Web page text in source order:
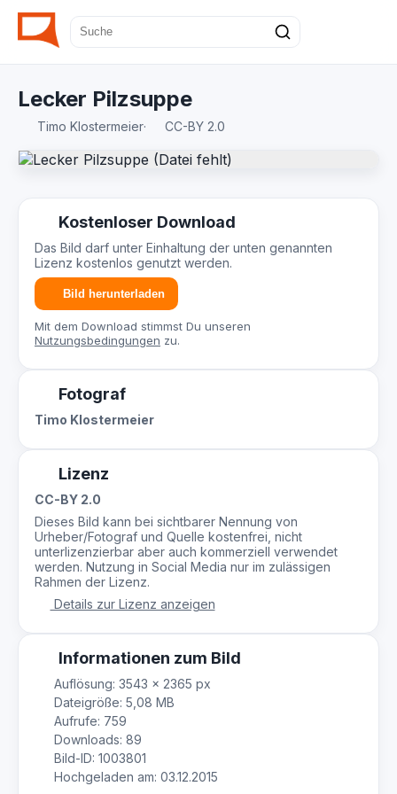
Lecker Pilzsuppe
Timo Klostermeier· CC-BY 2.0
Kostenloser Download
Das Bild darf unter Einhaltung der unten genannten
Lizenz kostenlos genutzt werden.
Bild herunterladen
Mit dem Download stimmst Du unseren
Nutzungsbedingungen zu.
Fotograf
Timo Klostermeier
Lizenz
CC-BY 2.0
Dieses Bild kann bei sichtbarer Nennung von
Urheber/Fotograf und Quelle kostenfrei, nicht
unterlizenzierbar aber auch kommerziell verwendet
werden. Nutzung in Social Media nur im zulässigen
Rahmen der Lizenz.
Details zur Lizenz anzeigen
Informationen zum Bild
Auflösung: 3543 × 2365 px
Dateigröße: 5,08 MB
Aufrufe: 759
Downloads: 89
Bild-ID: 1003801
Hochgeladen am: 03.12.2015